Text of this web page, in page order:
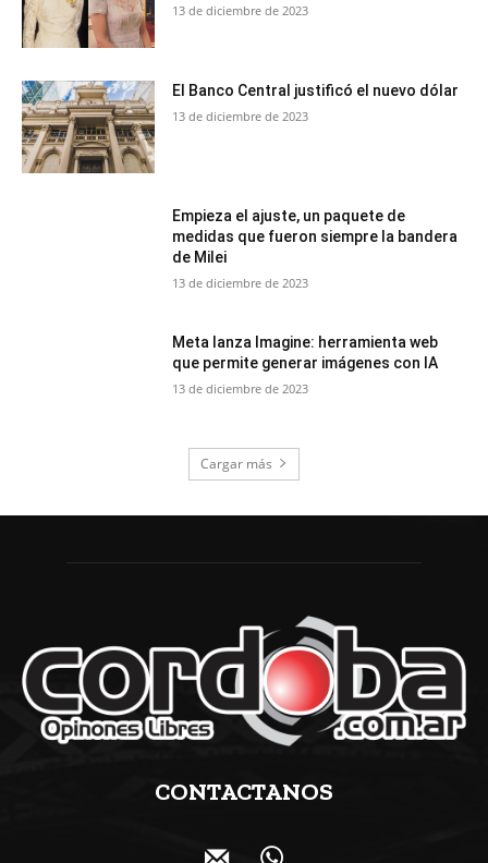
13 de diciembre de 2023
El Banco Central justificó el nuevo dólar
13 de diciembre de 2023
Empieza el ajuste, un paquete de
medidas que fueron siempre la bandera
de Milei
13 de diciembre de 2023
Meta lanza Imagine: herramienta web
que permite generar imágenes con IA
13 de diciembre de 2023
Cargar más
CONTACTANOS